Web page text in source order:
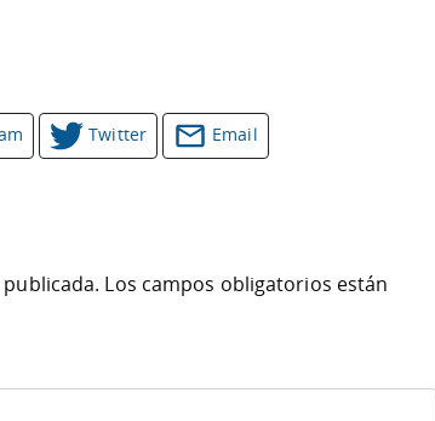
Twitter Email
Los campos obligatorios están